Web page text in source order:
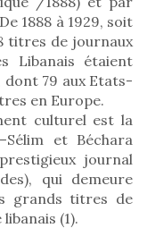
1888 à 1929, soit
titres de journaux
Libanais étaient
dont 79 aux Etats-
en Europe.
culturel est la
et Béchara
journal
qui demeure
grands titres de
(1).